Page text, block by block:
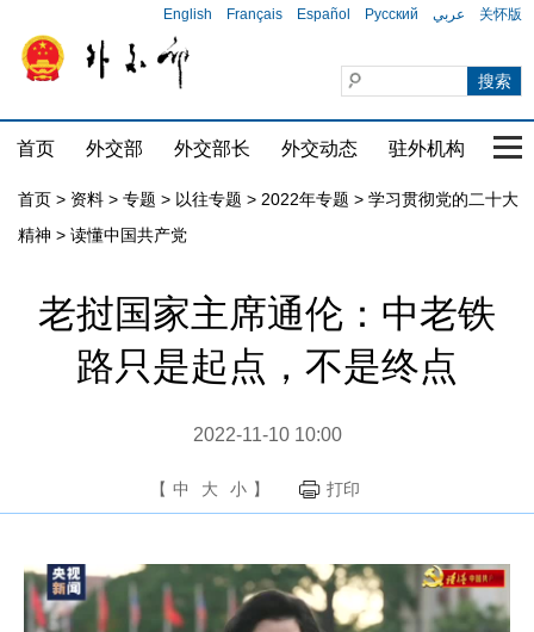
English Français Español Русский عربي 关怀版
首页 外交部 外交部长 外交动态 驻外机构 国
首页 > 资料 > 专题 > 以往专题 > 2022年专题 > 学习贯彻党的二十大
精神 > 读懂中国共产党
老挝国家主席通伦：中老铁
路只是起点，不是终点
2022-11-10 10:00
【 中 大 小 】 打印